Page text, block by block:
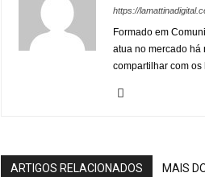
https://
Formado em
atua no mercado há
compartilhar com
ARTIGOS RELACIONADOS MAIS